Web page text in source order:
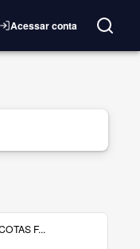
Acessar conta
F...